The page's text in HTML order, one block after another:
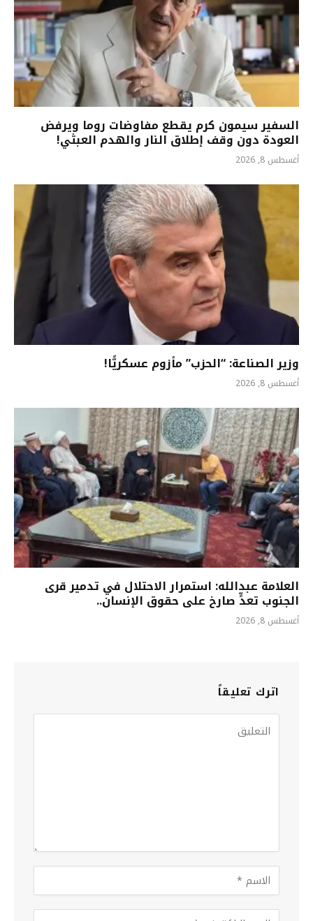
السفير سيمون كرم يقطع مفاوضات روما ويرفض
العودة دون وقف إطلاق النار والهدم العبثي!
أغسطس 8, 2026
وزير الصناعة: “الحزب” مأزوم عسكريًّا!
أغسطس 8, 2026
العلامة عبدالله: استمرار الاحتلال في تدمير قرى
الجنوب تعدٍّ صارخ على حقوق الإنسان..
أغسطس 8, 2026
اترك تعليقاً